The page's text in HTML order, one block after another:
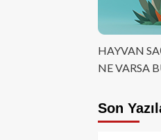
HAYVAN
NE VARSA
Son